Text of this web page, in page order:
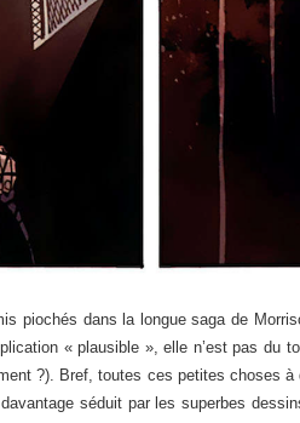
piochés dans la longue saga de
« plausible », elle n’est pas du
?). Bref, toutes ces petites choses
séduit par les superbes